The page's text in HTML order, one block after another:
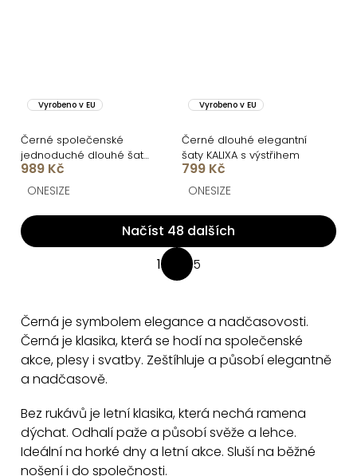
Vyrobeno v EU
Černé společenské
jednoduché dlouhé šaty
TEMIRA
989 Kč
ONESIZE
Vyrobeno v EU
Černé dlouhé elegantní
šaty KALIXA s výstřihem
799 Kč
ONESIZE
O
v
á
d
a
p
r
Načíst 48 dalších
á
n
k
á
n
í
1 5
Černá je symbolem elegance a nadčasovosti.
Černá je klasika, která se hodí na společenské
akce, plesy i svatby. Zeštíhluje a působí elegantně
a nadčasově.
Bez rukávů je letní klasika, která nechá ramena
dýchat. Odhalí paže a působí svěže a lehce.
Ideální na horké dny a letní akce. Sluší na běžné
nošení i do společnosti.